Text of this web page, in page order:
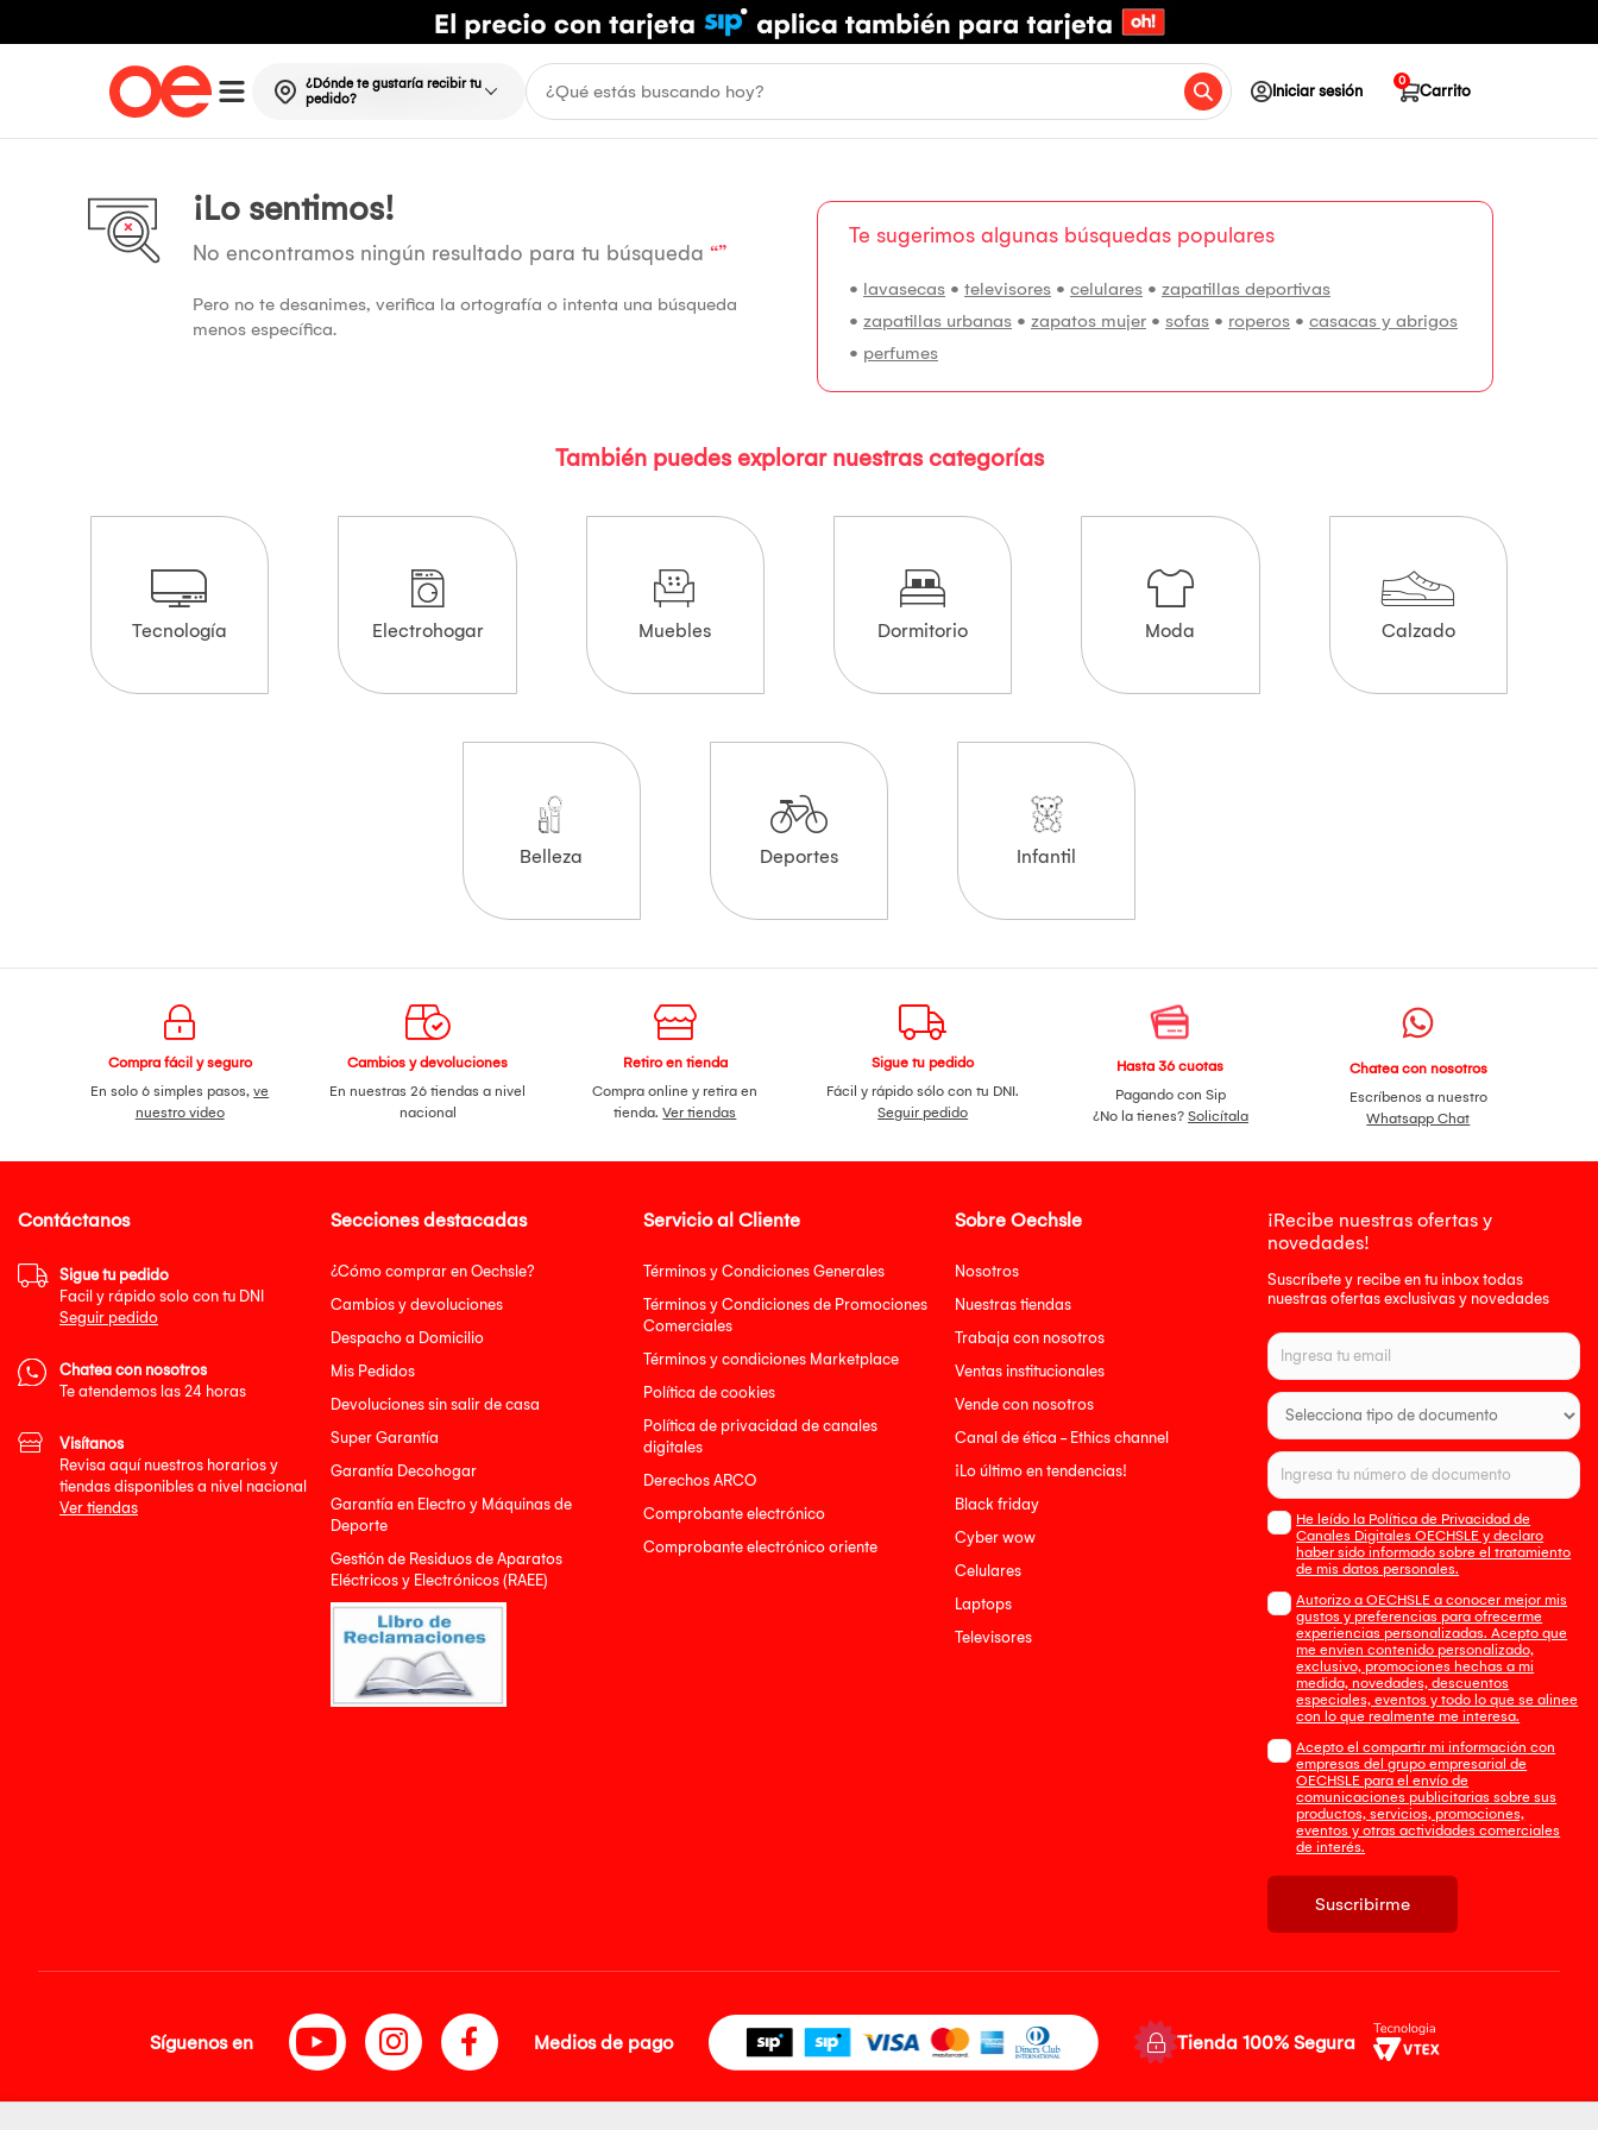
¿Dónde te gustaría recibir tu
pedido?
Iniciar sesión Carrito
0
¡Lo sentimos!
No encontramos ningún resultado para tu búsqueda “”
Pero no te desanimes, verifica la ortografía o intenta una búsqueda
menos específica.
Te sugerimos algunas búsquedas populares
• lavasecas • televisores • celulares • zapatillas deportivas
• zapatillas urbanas • zapatos mujer • sofas • roperos • casacas y abrigos
• perfumes
También puedes explorar nuestras categorías
Tecnología Electrohogar Muebles Dormitorio Moda Calzado
Belleza Deportes Infantil
Compra fácil y seguro
En solo 6 simples pasos,ve
nuestro video
Cambios y devoluciones
En nuestras 26 tiendas a nivel
nacional
Retiro en tienda
Compra online y retira en
tienda.Ver tiendas
Sigue tu pedido
Fácil y rápido sólo con tu DNI.
Seguir pedido
Hasta 36 cuotas
Pagando con Sip
¿No la tienes? Solicítala
Chatea con nosotros
Escríbenos a nuestro
Whatsapp Chat
Secciones destacadas
¿Cómo comprar en Oechsle?
Cambios y devoluciones
Despacho a Domicilio
Mis Pedidos
Devoluciones sin salir de casa
Super Garantía
Garantía Decohogar
Garantía en Electro y Máquinas de
Deporte
Gestión de Residuos de Aparatos
Eléctricos y Electrónicos (RAEE)
Servicio al Cliente
Términos y Condiciones Generales
Términos y Condiciones de Promociones
Comerciales
Términos y condiciones Marketplace
Política de cookies
Política de privacidad de canales
digitales
Derechos ARCO
Comprobante electrónico
Comprobante electrónico oriente
Sobre Oechsle
Nosotros
Nuestras tiendas
Trabaja con nosotros
Ventas institucionales
Vende con nosotros
Canal de ética - Ethics channel
¡Lo último en tendencias!
Black friday
Cyber wow
Celulares
Laptops
Televisores
¡Recibe nuestras ofertas y
novedades!
Suscríbete y recibe en tu inbox todas
nuestras ofertas exclusivas y novedades
He leído la Política de Privacidad de
Canales Digitales OECHSLE y declaro
haber sido informado sobre el tratamiento
de mis datos personales.
Autorizo a OECHSLE a conocer mejor mis
gustos y preferencias para ofrecerme
experiencias personalizadas. Acepto que
me envien contenido personalizado,
exclusivo, promociones hechas a mi
medida, novedades, descuentos
especiales, eventos y todo lo que se alinee
con lo que realmente me interesa.
Acepto el compartir mi información con
empresas del grupo empresarial de
OECHSLE para el envío de
comunicaciones publicitarias sobre sus
productos, servicios, promociones,
eventos y otras actividades comerciales
de interés.
Suscribirme
Contáctanos
Sigue tu pedido
Facil y rápido solo con tu DNI
Seguir pedido
Chatea con nosotros
Te atendemos las 24 horas
Visítanos
Revisa aquí nuestros horarios y
tiendas disponibles a nivel nacional
Ver tiendas
Síguenos en Medios de pago Tienda 100% Segura